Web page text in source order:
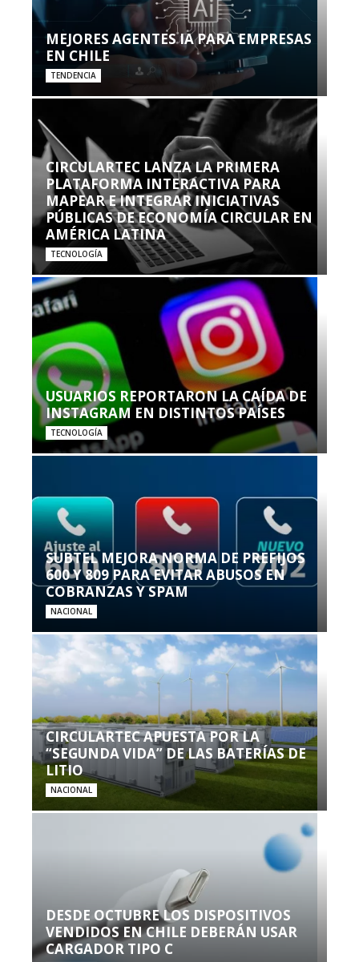
MEJORES AGENTES IA PARA EMPRESAS
EN CHILE
TENDENCIA
CIRCULARTEC LANZA LA PRIMERA
PLATAFORMA INTERACTIVA PARA
MAPEAR E INTEGRAR INICIATIVAS
PÚBLICAS DE ECONOMÍA CIRCULAR EN
AMÉRICA LATINA
TECNOLOGÍA
USUARIOS REPORTARON LA CAÍDA DE
INSTAGRAM EN DISTINTOS PAÍSES
TECNOLOGÍA
SUBTEL MEJORA NORMA DE PREFIJOS
600 Y 809 PARA EVITAR ABUSOS EN
COBRANZAS Y SPAM
NACIONAL
CIRCULARTEC APUESTA POR LA
“SEGUNDA VIDA” DE LAS BATERÍAS DE
LITIO
NACIONAL
DESDE OCTUBRE LOS DISPOSITIVOS
VENDIDOS EN CHILE DEBERÁN USAR
CARGADOR TIPO C